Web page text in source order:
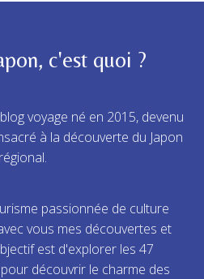
c'est quoi ?
voyage né en 2015, devenu
à la découverte du Japon
régional.
passionnée de culture
vous mes découvertes et
est d'explorer les 47
découvrir le charme des